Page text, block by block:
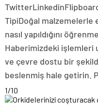
TwitterLinkedin
TipiDoğal malzemelerle
nasıl yapıldığını
Haberimizdeki işlemleri
ve çevre dostu bir
beslenmiş hale getirin.
1/10